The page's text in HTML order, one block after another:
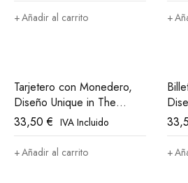
Añadir al carrito
Tarjetero con Monedero,
Diseño Unique in The
World Athletic Club Bilbao
33,50€ IVA Incluido
Añadir al carrito